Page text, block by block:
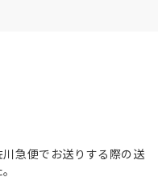
急便でお送りする際の送